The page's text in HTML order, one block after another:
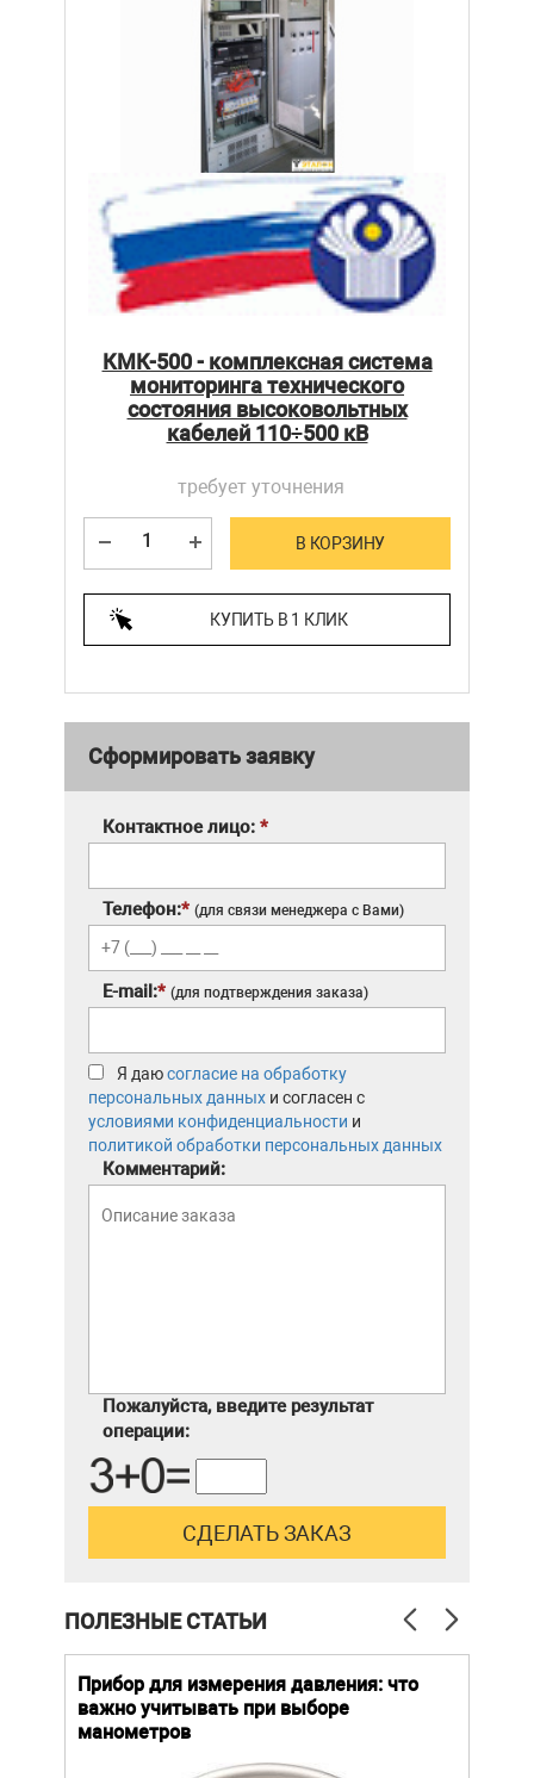
КМК-500 - комплексная система
мониторинга технического
состояния высоковольтных
кабелей 110÷500 кВ
требует уточнения
В КОРЗИНУ
КУПИТЬ В 1 КЛИК
Сформировать заявку
Контактное лицо: *
Телефон:* (для связи менеджера с Вами)
E-mail:* (для подтверждения заказа)
Я даюсогласие на обработку
персональных данных и согласен с
условиями конфиденциальности и
политикой обработки персональных данных
Комментарий:
Пожалуйста, введите результат
операции:
ПОЛЕЗНЫЕ СТАТЬИ
Прибор для измерения давления: что
важно учитывать при выборе
манометров